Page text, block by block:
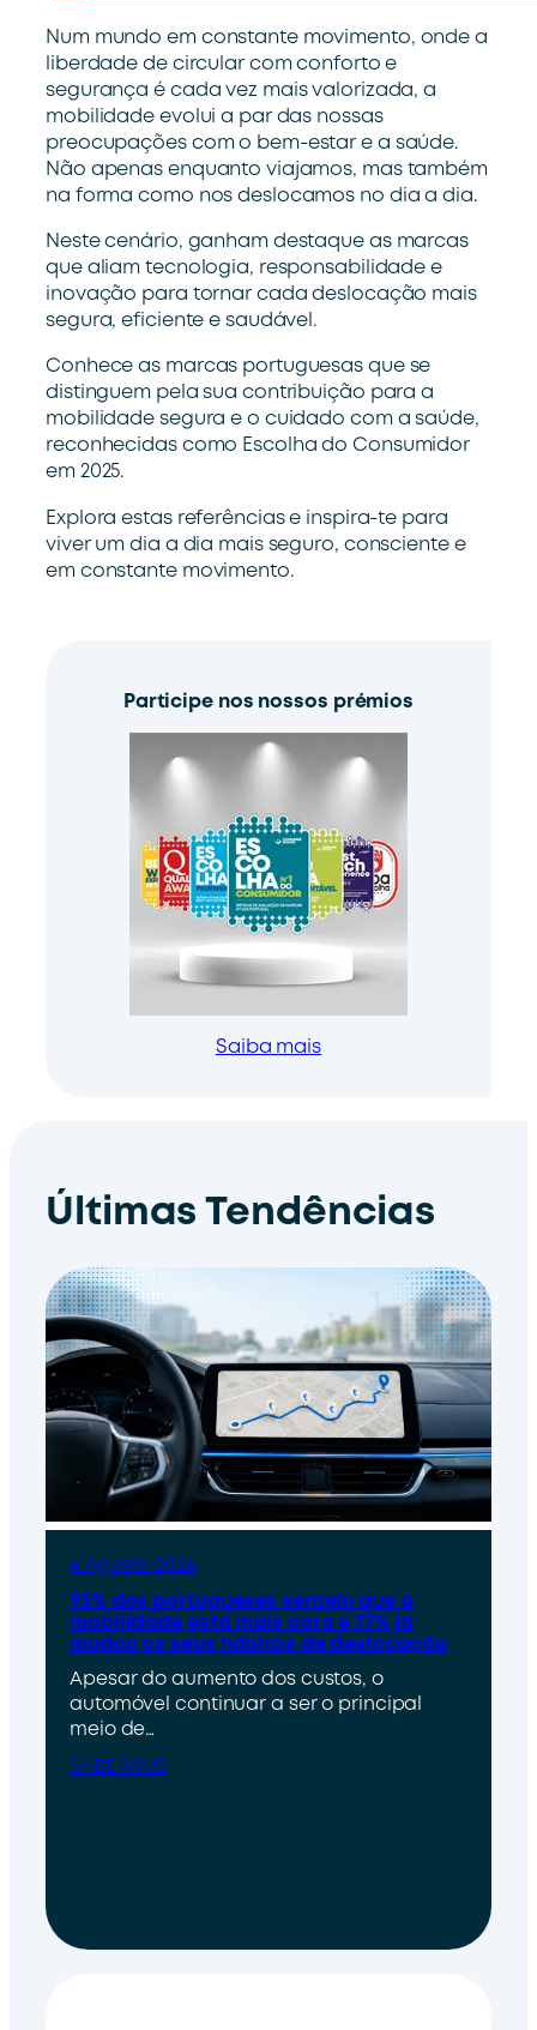
Num mundo em constante movimento, onde a
liberdade de circular com conforto e
segurança é cada vez mais valorizada, a
mobilidade evolui a par das nossas
preocupações com o bem-estar e a saúde.
Não apenas enquanto viajamos, mas também
na forma como nos deslocamos no dia a dia.
Neste cenário, ganham destaque as marcas
que aliam tecnologia, responsabilidade e
inovação para tornar cada deslocação mais
segura, eficiente e saudável.
Conhece as marcas portuguesas que se
distinguem pela sua contribuição para a
mobilidade segura e o cuidado com a saúde,
reconhecidas como Escolha do Consumidor
em 2025.
Explora estas referências e inspira-te para
viver um dia a dia mais seguro, consciente e
em constante movimento.
Participe nos nossos prémios
Saiba mais
Últimas Tendências
4 Agosto 2026
93% dos portugueses sentem que a
mobilidade está mais cara e 77% já
mudou os seus hábitos de deslocação
Apesar do aumento dos custos, o
automóvel continuar a ser o principal
meio de…
SABE MAIS